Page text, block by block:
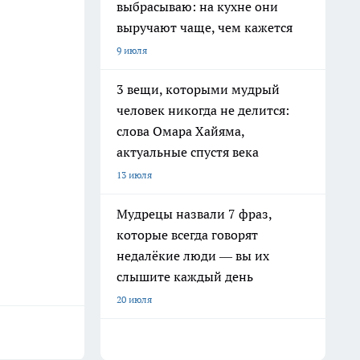
выбрасываю: на кухне они
выручают чаще, чем кажется
9 июля
3 вещи, которыми мудрый
человек никогда не делится:
слова Омара Хайяма,
актуальные спустя века
13 июля
Мудрецы назвали 7 фраз,
которые всегда говорят
недалёкие люди — вы их
слышите каждый день
20 июля